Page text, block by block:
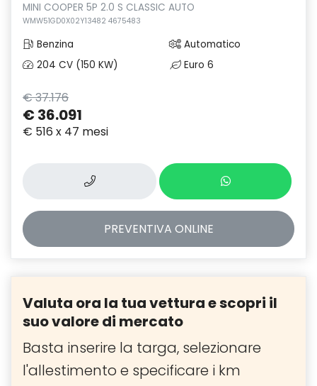
MINI COOPER 5P 2.0 S CLASSIC AUTO
WMW51GD0X02Y13482 4675483
Benzina
Automatico
204 CV (150 KW)
Euro 6
€ 37.176
€ 36.091
€ 516 x 47 mesi
PREVENTIVA ONLINE
Valuta ora la tua vettura e scopri il
suo valore di mercato
Basta inserire la targa, selezionare
l'allestimento e specificare i km